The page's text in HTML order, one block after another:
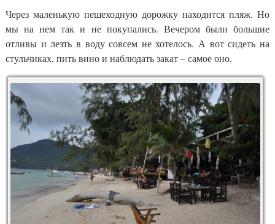
Через маленькую пешеходную дорожку находится пляж. Но
мы на нем так и не покупались. Вечером были большие
отливы и лезть в воду совсем не хотелось. А вот сидеть на
стульчиках, пить вино и наблюдать закат – самое оно.